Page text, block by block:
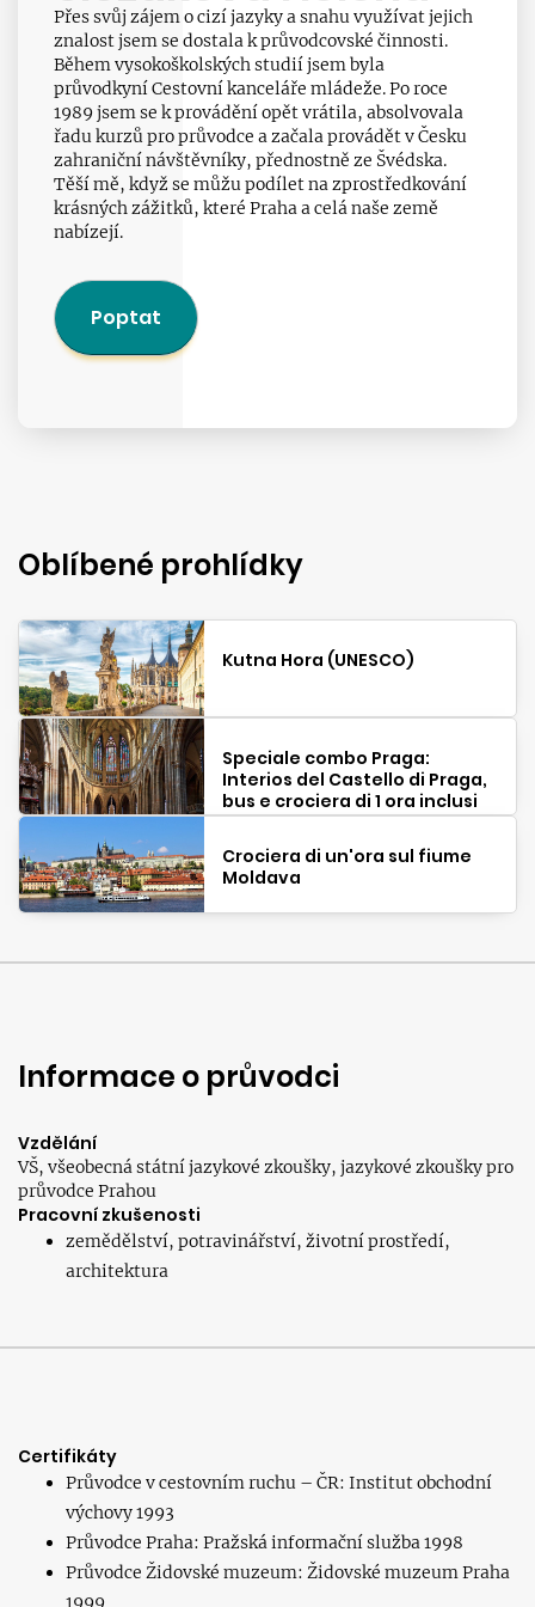
Přes svůj zájem o cizí jazyky a snahu využívat jejich
znalost jsem se dostala k průvodcovské činnosti.
Během vysokoškolských studií jsem byla
průvodkyní Cestovní kanceláře mládeže. Po roce
1989 jsem se k provádění opět vrátila, absolvovala
řadu kurzů pro průvodce a začala provádět v Česku
zahraniční návštěvníky, přednostně ze Švédska.
Těší mě, když se můžu podílet na zprostředkování
krásných zážitků, které Praha a celá naše země
nabízejí.
Poptat
Oblíbené prohlídky
Kutna Hora (UNESCO)
Speciale combo Praga:
Interios del Castello di Praga,
bus e crociera di 1 ora inclusi
Crociera di un'ora sul fiume
Moldava
Informace o průvodci
Vzdělání
VŠ, všeobecná státní jazykové zkoušky, jazykové zkoušky pro
průvodce Prahou
Pracovní zkušenosti
zemědělství, potravinářství, životní prostředí,
architektura
Certifikáty
Průvodce v cestovním ruchu – ČR: Institut obchodní
výchovy 1993
Průvodce Praha: Pražská informační služba 1998
Průvodce Židovské muzeum: Židovské muzeum Praha
1999